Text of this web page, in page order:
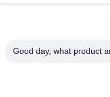
Good day, what product